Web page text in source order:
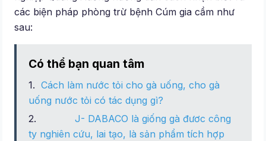
các biện pháp phòng trừ bệnh Cúm gia cầm như
sau:
Có thể bạn quan tâm
Cách làm nước tỏi cho gà uống, cho gà
uống nước tỏi có tác dụng gì?
J- DABACO là giống gà đươc công
ty nghiên cứu, lai tạo, là sản phẩm tích hợp